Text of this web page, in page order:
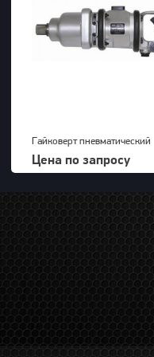
Гайковерт пневматический
KAWASAKI KPT-55SA
Цена по запросу